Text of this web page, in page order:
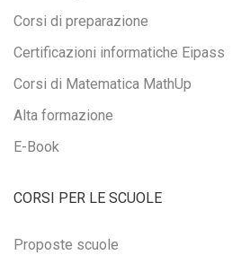
Corsi di preparazione
Certificazioni informatiche Eipass
Corsi di Matematica MathUp
Alta formazione
E-Book
CORSI PER LE SCUOLE
Proposte scuole